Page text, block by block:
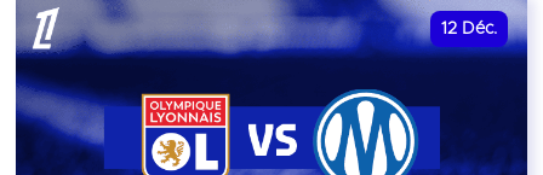
12 Déc.